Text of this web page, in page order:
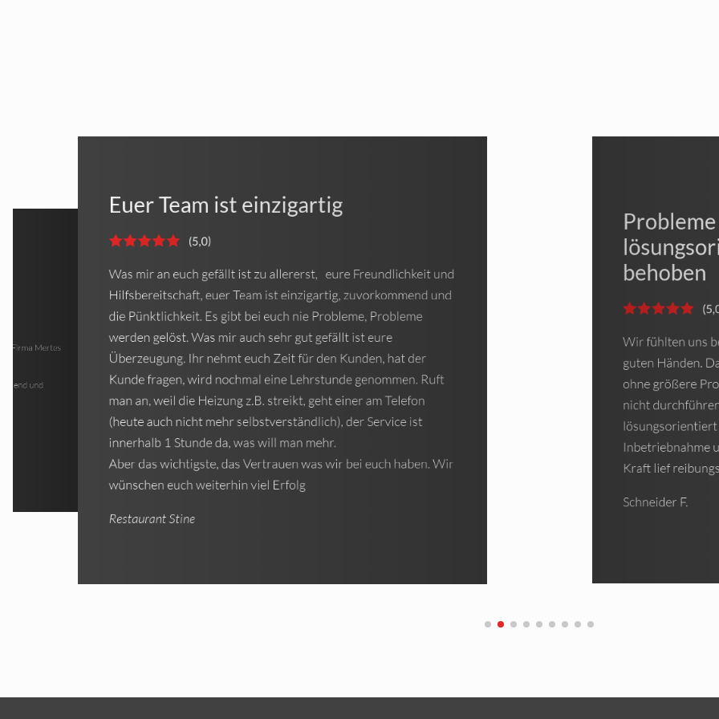
ist eure
am Telefon
Probleme wurden sofort
lösungsorientiert erkannt und
behoben
Wir fühlten uns bei der Firma Mertes Energie von Anfang an in
guten Händen. Das Team Marco baute uns eine Wärmpumpe
ohne größere Probleme ein. Besser hätte man die Installation
nicht durchführen können. Kleinere Probleme wurden sofort
lösungsorientiert erkannt und behoben. Auch die
Inbetriebnahme und Programmierung durch eine qualifizierte
Kraft lief reibungslos. Wir sind rundum zufrieden.
Persönliche und
schätzen wissen.
Freundliches
Hoen P.